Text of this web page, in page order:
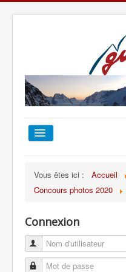
TOUT SUR LE GUMS
ESCALADE
ALPINISME
Vous êtes ici : Accueil
Concours photos 2020
Connexion